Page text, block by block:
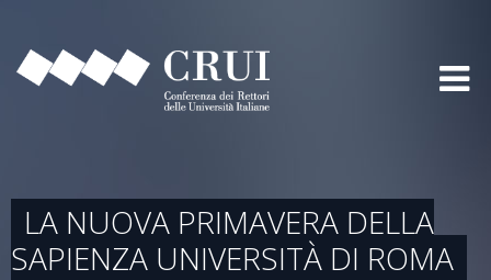
LA NUOVA PRIMAVERA DELLA
SAPIENZA UNIVERSITÀ DI ROMA